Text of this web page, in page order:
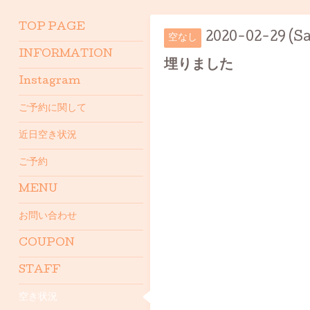
空なし 2020-02-29
埋りました
TOP PAGE
INFORMATION
Instagram
ご予約に関して
近日空き状況
ご予約
MENU
お問い合わせ
COUPON
STAFF
空き状況